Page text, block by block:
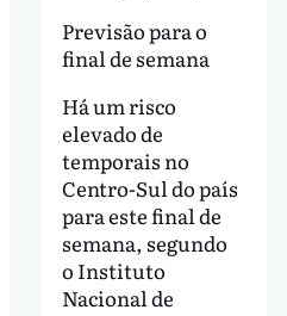
Previsão para o
final de semana
Há um risco
elevado de
temporais no
Centro-Sul do país
para este final de
semana, segundo
o Instituto
Nacional de